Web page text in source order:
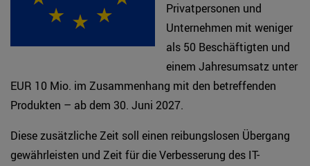
Privatpersonen und
Unternehmen mit weniger
als 50 Beschäftigten und
einem Jahresumsatz unter
EUR 10 Mio. im Zusammenhang mit den betreffenden
Produkten – ab dem 30. Juni 2027.
Diese zusätzliche Zeit soll einen reibungslosen Übergang
gewährleisten und Zeit für die Verbesserung des IT-